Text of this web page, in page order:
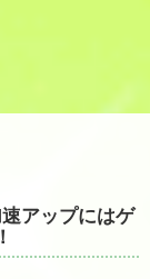
アップにはゲ